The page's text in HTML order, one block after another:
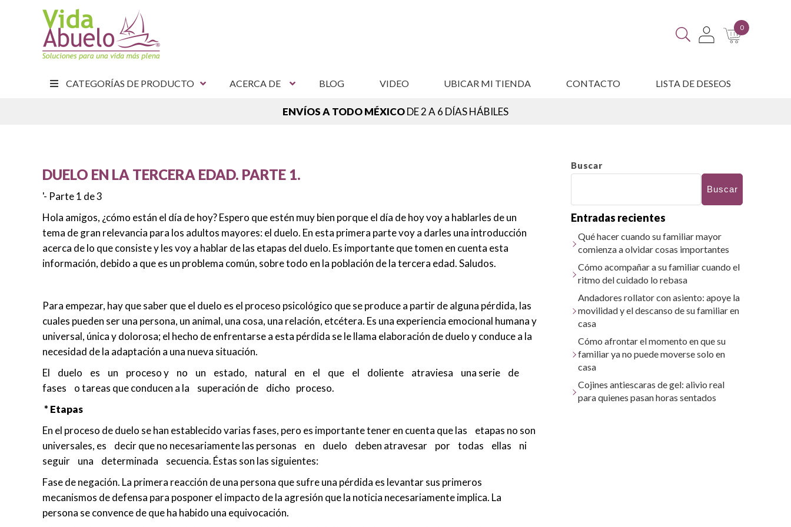
0
CATEGORÍAS DE PRODUCTO ACERCA DE BLOG VIDEO UBICAR MI TIENDA CONTACTO LISTA DE DESEOS
ENVÍOS A TODO MÉXICODE 2 A 6 DÍAS HÁBILES
DUELO EN LA TERCERA EDAD. PARTE 1.
'- Parte 1 de 3
Hola amigos, ¿cómo están el día de hoy? Espero que estén muy bien porque el día de hoy voy a hablarles de un
tema de gran relevancia para los adultos mayores: el duelo. En esta primera parte voy a darles una introducción
acerca de lo que consiste y les voy a hablar de las etapas del duelo. Es importante que tomen en cuenta esta
información, debido a que es un problema común, sobre todo en la población de la tercera edad. Saludos.
Para empezar, hay que saber que el duelo es el proceso psicológico que se produce a partir de alguna pérdida, las
cuales pueden ser una persona, un animal, una cosa, una relación, etcétera. Es una experiencia emocional humana y
universal, única y dolorosa; el hecho de enfrentarse a esta pérdida se le llama elaboración de duelo y conduce a la
necesidad de la adaptación a una nueva situación.
El duelo es un proceso y no un estado, natural en el que el doliente atraviesa una serie de
fases o tareas que conducen a la superación de dicho proceso.
* Etapas
En el proceso de duelo se han establecido varias fases, pero es importante tener en cuenta que las etapas no son
universales, es decir que no necesariamente las personas en duelo deben atravesar por todas ellas ni
seguir una determinada secuencia. Éstas son las siguientes:
Fase de negación. La primera reacción de una persona que sufre una pérdida es levantar sus primeros
mecanismos de defensa para posponer el impacto de la agresión que la noticia necesariamente implica. La
persona se convence de que ha habido una equivocación.
Buscar
Buscar
Entradas recientes
Qué hacer cuando su familiar mayor
comienza a olvidar cosas importantes
Cómo acompañar a su familiar cuando el
ritmo del cuidado lo rebasa
Andadores rollator con asiento: apoye la
movilidad y el descanso de su familiar en
casa
Cómo afrontar el momento en que su
familiar ya no puede moverse solo en
casa
Cojines antiescaras de gel: alivio real
para quienes pasan horas sentados